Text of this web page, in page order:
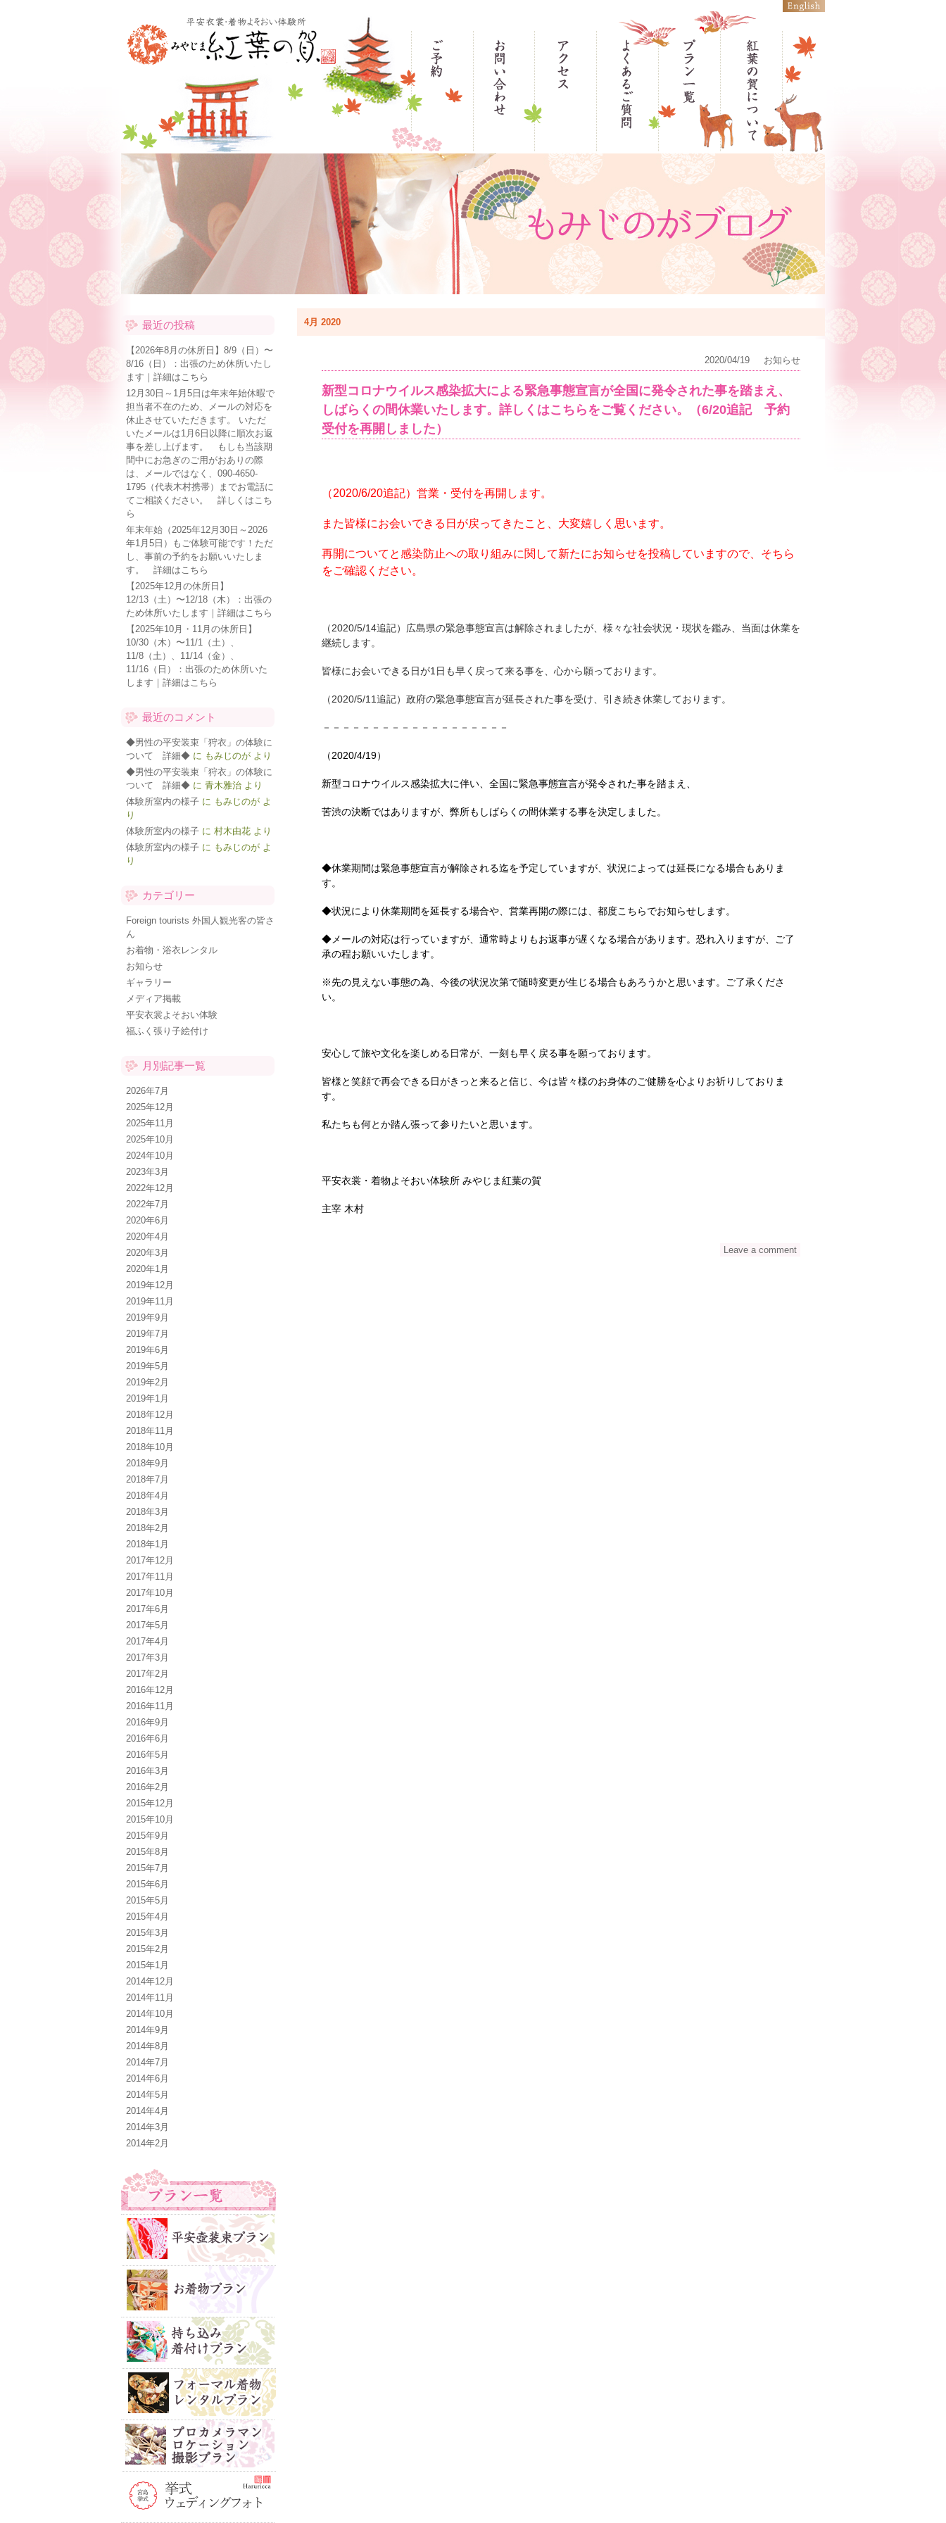
4月 2020
2020/04/19 お知らせ
新型コロナウイルス感染拡大による緊急事態宣言が全国に発令された事を踏まえ、
しばらくの間休業いたします。詳しくはこちらをご覧ください。（6/20追記 予約
受付を再開しました）
（2020/6/20追記）営業・受付を再開します。
また皆様にお会いできる日が戻ってきたこと、大変嬉しく思います。
再開についてと感染防止への取り組みに関して新たにお知らせを投稿していますので、そちら
をご確認ください。
（2020/5/14追記）広島県の緊急事態宣言は解除されましたが、様々な社会状況・現状を鑑み、当面は休業を
継続します。
皆様にお会いできる日が1日も早く戻って来る事を、心から願っております。
（2020/5/11追記）政府の緊急事態宣言が延長された事を受け、引き続き休業しております。
－－－－－－－－－－－－－－－－－－－
（2020/4/19）
新型コロナウイルス感染拡大に伴い、全国に緊急事態宣言が発令された事を踏まえ、
苦渋の決断ではありますが、弊所もしばらくの間休業する事を決定しました。
◆休業期間は緊急事態宣言が解除される迄を予定していますが、状況によっては延長になる場合もありま
す。
◆状況により休業期間を延長する場合や、営業再開の際には、都度こちらでお知らせします。
◆メールの対応は行っていますが、通常時よりもお返事が遅くなる場合があります。恐れ入りますが、ご了
承の程お願いいたします。
※先の見えない事態の為、今後の状況次第で随時変更が生じる場合もあろうかと思います。ご了承くださ
い。
安心して旅や文化を楽しめる日常が、一刻も早く戻る事を願っております。
皆様と笑顔で再会できる日がきっと来ると信じ、今は皆々様のお身体のご健勝を心よりお祈りしておりま
す。
私たちも何とか踏ん張って参りたいと思います。
平安衣裳・着物よそおい体験所 みやじま紅葉の賀
主宰 木村
Leave a comment
最近の投稿
【2026年8月の休所日】8/9（日）〜
8/16（日）：出張のため休所いたし
ます｜詳細はこちら
12月30日～1月5日は年末年始休暇で
担当者不在のため、メールの対応を
休止させていただきます。 いただ
いたメールは1月6日以降に順次お返
事を差し上げます。 もしも当該期
間中にお急ぎのご用がおありの際
は、メールではなく、090-4650-
1795（代表木村携帯）までお電話に
てご相談ください。 詳しくはこち
ら
年末年始（2025年12月30日～2026
年1月5日）もご体験可能です！ただ
し、事前の予約をお願いいたしま
す。 詳細はこちら
【2025年12月の休所日】
12/13（土）〜12/18（木）：出張の
ため休所いたします｜詳細はこちら
【2025年10月・11月の休所日】
10/30（木）〜11/1（土）、
11/8（土）、11/14（金）、
11/16（日）：出張のため休所いた
します｜詳細はこちら
最近のコメント
◆男性の平安装束「狩衣」の体験に
ついて 詳細◆ に もみじのが より
◆男性の平安装束「狩衣」の体験に
ついて 詳細◆ に 青木雅治 より
体験所室内の様子 に もみじのが よ
り
体験所室内の様子 に 村木由花 より
体験所室内の様子 に もみじのが よ
り
カテゴリー
Foreign tourists 外国人観光客の皆さ
ん
お着物・浴衣レンタル
お知らせ
ギャラリー
メディア掲載
平安衣裳よそおい体験
福ふく張り子絵付け
月別記事一覧
2026年7月
2025年12月
2025年11月
2025年10月
2024年10月
2023年3月
2022年12月
2022年7月
2020年6月
2020年4月
2020年3月
2020年1月
2019年12月
2019年11月
2019年9月
2019年7月
2019年6月
2019年5月
2019年2月
2019年1月
2018年12月
2018年11月
2018年10月
2018年9月
2018年7月
2018年4月
2018年3月
2018年2月
2018年1月
2017年12月
2017年11月
2017年10月
2017年6月
2017年5月
2017年4月
2017年3月
2017年2月
2016年12月
2016年11月
2016年9月
2016年6月
2016年5月
2016年3月
2016年2月
2015年12月
2015年10月
2015年9月
2015年8月
2015年7月
2015年6月
2015年5月
2015年4月
2015年3月
2015年2月
2015年1月
2014年12月
2014年11月
2014年10月
2014年9月
2014年8月
2014年7月
2014年6月
2014年5月
2014年4月
2014年3月
2014年2月